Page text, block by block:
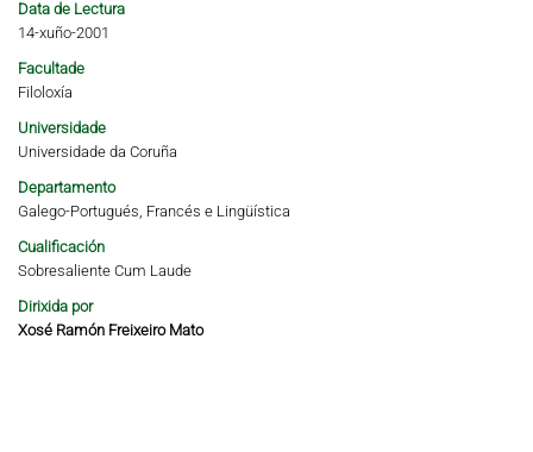
Data de Lectura
14-xuño-2001
Facultade
Filoloxía
Universidade
Universidade da Coruña
Departamento
Galego-Portugués, Francés e Lingüística
Cualificación
Sobresaliente Cum Laude
Dirixida por
Xosé Ramón Freixeiro Mato